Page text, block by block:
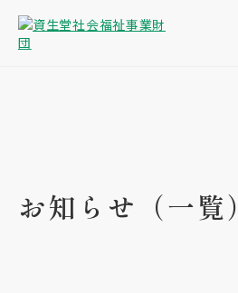
お知らせ（一覧）